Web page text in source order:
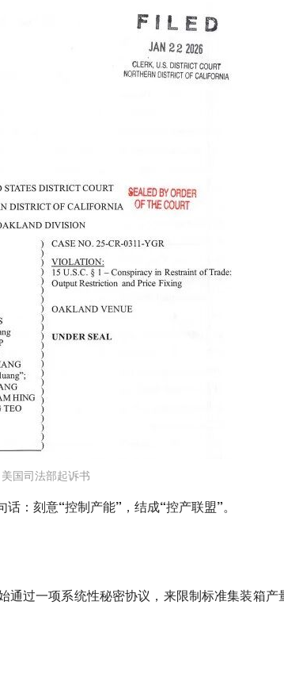
国司法部起诉书
： 刻意“控制产能”，结成“控产联盟”。
过一项系统性秘密协议，来限制标准集装箱产